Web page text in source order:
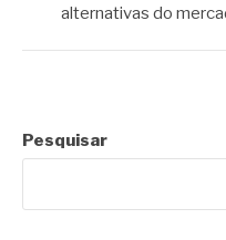
alternativas do
Pesquisar